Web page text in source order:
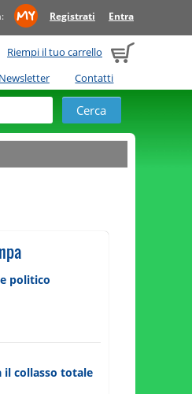
Registrati Entra
Riempi il tuo carrello
Newsletter Contatti
politico
il collasso totale